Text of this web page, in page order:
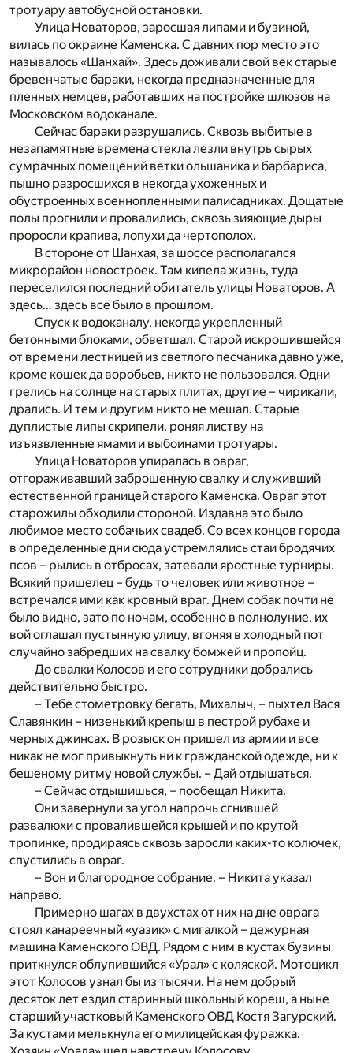
тротуару автобусной остановки.
Улица Новаторов, заросшая липами и бузиной,
вилась по окраине Каменска. С давних пор место это
называлось «Шанхай». Здесь доживали свой век старые
бревенчатые бараки, некогда предназначенные для
пленных немцев, работавших на постройке шлюзов на
Московском водоканале.
Сейчас бараки разрушались. Сквозь выбитые в
незапамятные времена стекла лезли внутрь сырых
сумрачных помещений ветки ольшаника и барбариса,
пышно разросшихся в некогда ухоженных и
обустроенных военнопленными палисадниках. Дощатые
полы прогнили и провалились, сквозь зияющие дыры
проросли крапива, лопухи да чертополох.
В стороне от Шанхая, за шоссе располагался
микрорайон новостроек. Там кипела жизнь, туда
переселился последний обитатель улицы Новаторов. А
здесь… здесь все было в прошлом.
Спуск к водоканалу, некогда укрепленный
бетонными блоками, обветшал. Старой искрошившейся
от времени лестницей из светлого песчаника давно уже,
кроме кошек да воробьев, никто не пользовался. Одни
грелись на солнце на старых плитах, другие – чирикали,
дрались. И тем и другим никто не мешал. Старые
дуплистые липы скрипели, роняя листву на
изъязвленные ямами и выбоинами тротуары.
Улица Новаторов упиралась в овраг,
отгораживавший заброшенную свалку и служивший
естественной границей старого Каменска. Овраг этот
старожилы обходили стороной. Издавна это было
любимое место собачьих свадеб. Со всех концов города
в определенные дни сюда устремлялись стаи бродячих
псов – рылись в отбросах, затевали яростные турниры.
Всякий пришелец – будь то человек или животное –
встречался ими как кровный враг. Днем собак почти не
было видно, зато по ночам, особенно в полнолуние, их
вой оглашал пустынную улицу, вгоняя в холодный пот
случайно забредших на свалку бомжей и пропойц.
До свалки Колосов и его сотрудники добрались
действительно быстро.
– Тебе стометровку бегать, Михалыч, – пыхтел Вася
Славянкин – низенький крепыш в пестрой рубахе и
черных джинсах. В розыск он пришел из армии и все
никак не мог привыкнуть ни к гражданской одежде, ни к
бешеному ритму новой службы. – Дай отдышаться.
– Сейчас отдышишься, – пообещал Никита.
Они завернули за угол напрочь сгнившей
развалюхи с провалившейся крышей и по крутой
тропинке, продираясь сквозь заросли каких-то колючек,
спустились в овраг.
– Вон и благородное собрание. – Никита указал
направо.
Примерно шагах в двухстах от них на дне оврага
стоял канареечный «уазик» с мигалкой – дежурная
машина Каменского ОВД. Рядом с ним в кустах бузины
приткнулся облупившийся «Урал» с коляской. Мотоцикл
этот Колосов узнал бы из тысячи. На нем добрый
десяток лет ездил старинный школьный кореш, а ныне
старший участковый Каменского ОВД Костя Загурский.
За кустами мелькнула его милицейская фуражка.